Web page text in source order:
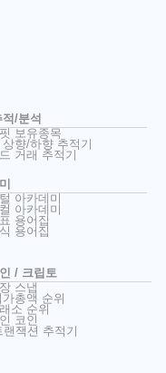
/분석
보유종목
상향/하향 추적기
거래 추적기
아카데미
아카데미
용어집
용어집
/ 크립토
스냅
가총액 순위
소 순위
코인
랜잭션 추적기